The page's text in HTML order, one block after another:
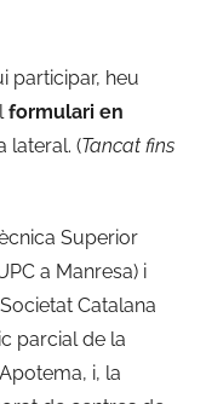
participar, heu
formulari en
lateral. (Tancat fins
Superior
a Manresa) i
Catalana
parcial de la
i, la